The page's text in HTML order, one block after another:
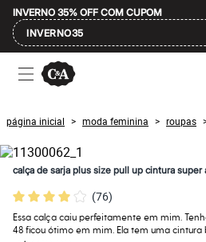
INVERNO 35% OFF COM CUPOM
INVERNO35
Ofertas
Compre por Departamento
Masculino
Infantil
Calçados
Mindse7
Plus Size
Até 20% off
Até 40% off
Até 60% off
A partir de 60% off
página inicial > moda feminina > roupas
calça de sarja plus size pull up cintura super
(76)
Essa calça caiu perfeitamente em mim.
48 ficou ótimo em mim. Ela tem uma cintura